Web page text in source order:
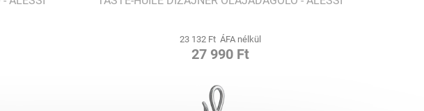
23 132 Ft ÁFA nélkül
27 990 Ft